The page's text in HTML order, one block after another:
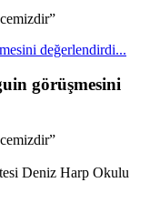
değerlendirdi...
görüşmesini